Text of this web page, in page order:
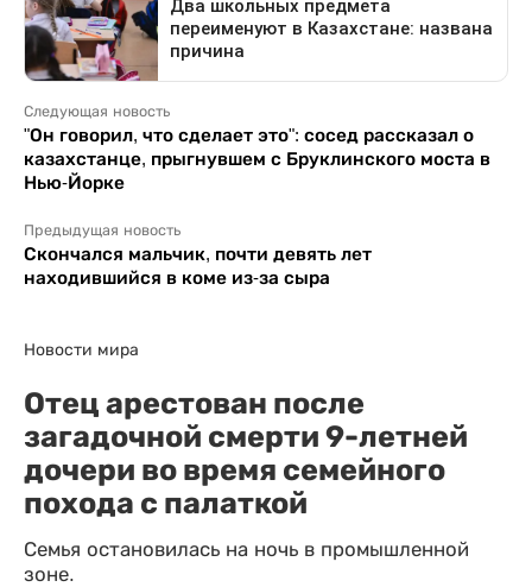
Следующая новость
"Он говорил, что сделает это": сосед рассказал о
казахстанце, прыгнувшем с Бруклинского моста в
Нью-Йорке
Предыдущая новость
Скончался мальчик, почти девять лет
находившийся в коме из-за сыра
Новости мира
Отец арестован после
загадочной смерти 9-летней
дочери во время семейного
похода с палаткой
Семья остановилась на ночь в промышленной
зоне.